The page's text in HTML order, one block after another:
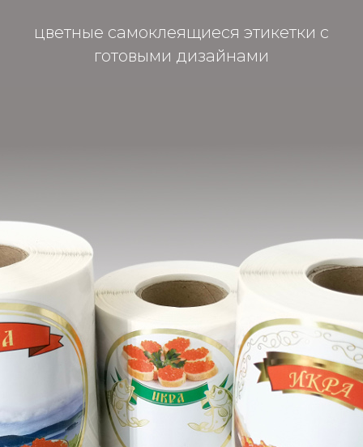
цветные самоклеящиеся этикетки с
готовыми дизайнами